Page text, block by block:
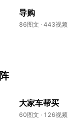
导购
86图文 · 443视频
大家车帮买
60图文 · 126视频